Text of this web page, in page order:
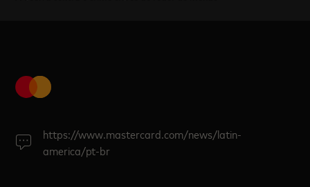
https://www.mastercard.com/news/latin-
america/pt-br